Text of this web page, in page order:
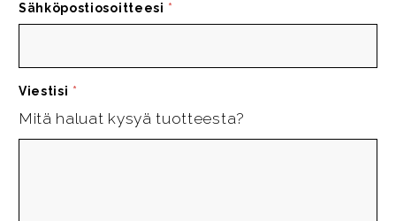
Sähköpostiosoitteesi *
Viestisi *
Mitä haluat kysyä tuotteesta?